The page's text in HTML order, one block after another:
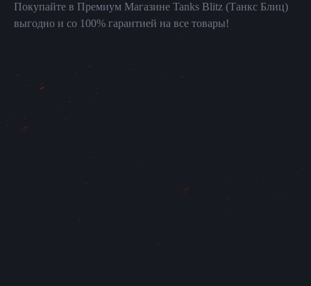
Покупайте в Премиум Магазине Tanks Blitz (Танкс Блиц)
выгодно и со 100% гарантией на все товары!